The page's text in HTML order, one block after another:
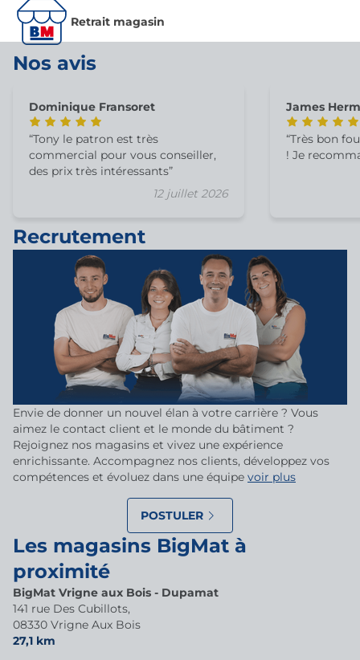
Retrait magasin
Nos avis
Dominique Fransoret
12 juillet 2026
Tony le patron est très
commercial pour vous conseiller,
des prix très intéressants
James
Très bon
! Je
Recrutement
Envie de donner un nouvel élan à votre carrière ? Vous
aimez le contact client et le monde du bâtiment ?
Rejoignez nos magasins et vivez une expérience
enrichissante. Accompagnez nos clients, développez vos
compétences et évoluez dans une équipe voir plus
POSTULER
Les magasins BigMat à
proximité
BigMat Vrigne aux Bois - Dupamat
141 rue Des Cubillots,
08330 Vrigne Aux Bois
27,1 km